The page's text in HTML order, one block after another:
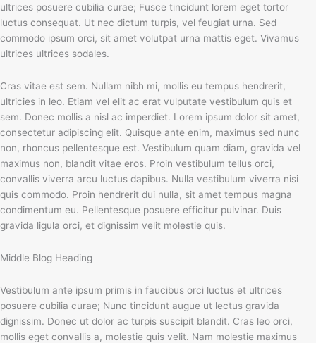
ultrices posuere cubilia curae; Fusce tincidunt lorem eget tortor
luctus consequat. Ut nec dictum turpis, vel feugiat urna. Sed
commodo ipsum orci, sit amet volutpat urna mattis eget. Vivamus
ultrices ultrices sodales.
Cras vitae est sem. Nullam nibh mi, mollis eu tempus hendrerit,
ultricies in leo. Etiam vel elit ac erat vulputate vestibulum quis et
sem. Donec mollis a nisl ac imperdiet. Lorem ipsum dolor sit amet,
consectetur adipiscing elit. Quisque ante enim, maximus sed nunc
non, rhoncus pellentesque est. Vestibulum quam diam, gravida vel
maximus non, blandit vitae eros. Proin vestibulum tellus orci,
convallis viverra arcu luctus dapibus. Nulla vestibulum viverra nisi
quis commodo. Proin hendrerit dui nulla, sit amet tempus magna
condimentum eu. Pellentesque posuere efficitur pulvinar. Duis
gravida ligula orci, et dignissim velit molestie quis.
Middle Blog Heading
Vestibulum ante ipsum primis in faucibus orci luctus et ultrices
posuere cubilia curae; Nunc tincidunt augue ut lectus gravida
dignissim. Donec ut dolor ac turpis suscipit blandit. Cras leo orci,
mollis eget convallis a, molestie quis velit. Nam molestie maximus